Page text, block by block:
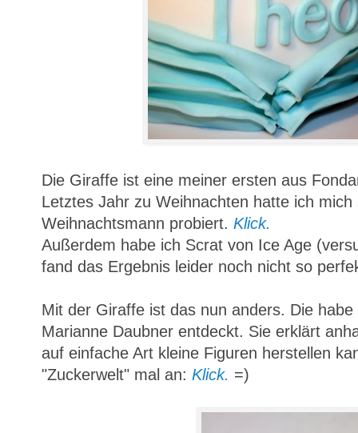
Die Giraffe ist eine meiner ersten aus
Letztes Jahr zu Weihnachten hatte ich
Weihnachtsmann probiert. Klick.
Außerdem habe ich Scrat von Ice Age
fand das Ergebnis leider noch nicht so
Mit der Giraffe ist das nun anders. Die
Marianne Daubner entdeckt. Sie erklärt
auf einfache Art kleine Figuren herstellen
"Zuckerwelt" mal an: Klick. =)